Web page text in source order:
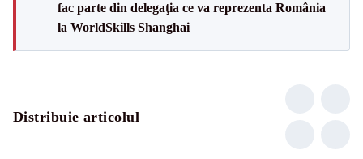
fac parte din delegaţia ce va reprezenta România
la WorldSkills Shanghai
Distribuie articolul